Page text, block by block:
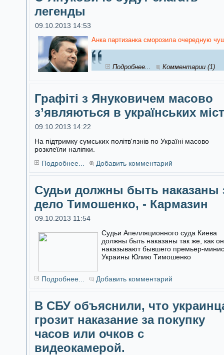
легенды
09.10.2013 14:53
Анка партизанка сморозила очередную
Подробнее... Комментарии (1)
Графіті з Януковичем масово
з’являються в українських
09.10.2013 14:22
На підтримку сумських політв'язнів по Україні масово
розклеїли наліпки.
Подробнее...
Добавить комментарий
Судьи должны быть наказаны
дело Тимошенко, - Кармазин
09.10.2013 11:54
Судьи Апелляционного суда Киева
должны быть наказаны так же, как
наказывают бывшего премьер-
Украины Юлию Тимошенко
Подробнее... Добавить комментарий
В СБУ объяснили, что
грозит наказание за покупку
часов или очков с
видеокамерой.